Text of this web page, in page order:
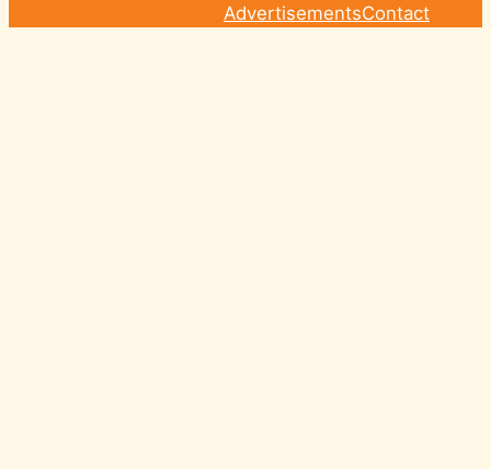
AdvertisementsContact